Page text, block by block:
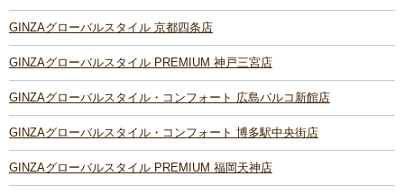
GINZAグローバルスタイル 京都四条店
GINZAグローバルスタイル PREMIUM 神戸三宮店
GINZAグローバルスタイル・コンフォート 広島パルコ新館店
GINZAグローバルスタイル・コンフォート 博多駅中央街店
GINZAグローバルスタイル PREMIUM 福岡天神店